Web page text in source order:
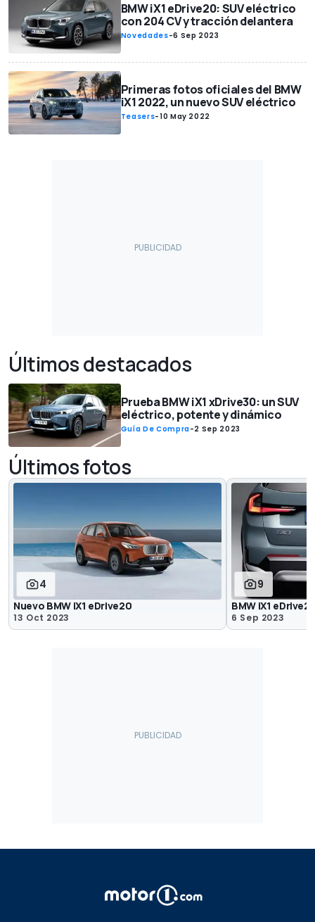
BMW iX1 eDrive20: SUV eléctrico
con 204 CV y tracción delantera
Novedades-6 Sep 2023
Primeras fotos oficiales del BMW
iX1 2022, un nuevo SUV eléctrico
Teasers-10 May 2022
Últimos destacados
Prueba BMW iX1 xDrive30: un SUV
eléctrico, potente y dinámico
Guía De Compra-2 Sep 2023
Últimos fotos
4
Nuevo BMW iX1 eDrive20
13 Oct 2023
9
BMW iX1
6 Sep 2023